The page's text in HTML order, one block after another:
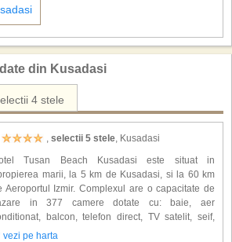
din Kusadasi
4 stele
, selectii 5 stele, Kusadasi
Tusan Beach Kusadasi este situat in
marii, la 5 km de Kusadasi, si la 60 km
Aeroportul Izmir. Complexul are o capacitate de
in 377 camere dotate cu: baie, aer
balcon, telefon direct, TV satelit, seif,
uscator de par. Alte facilitati oferite la hotel
vezi pe harta